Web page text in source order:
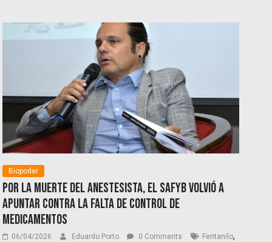
Biopoder
Por la muerte del anestesista, el SAFyB volvió a
apuntar contra la falta de control de
medicamentos
06/04/2026 Eduardo Porto 0 Comments Fentanilo,